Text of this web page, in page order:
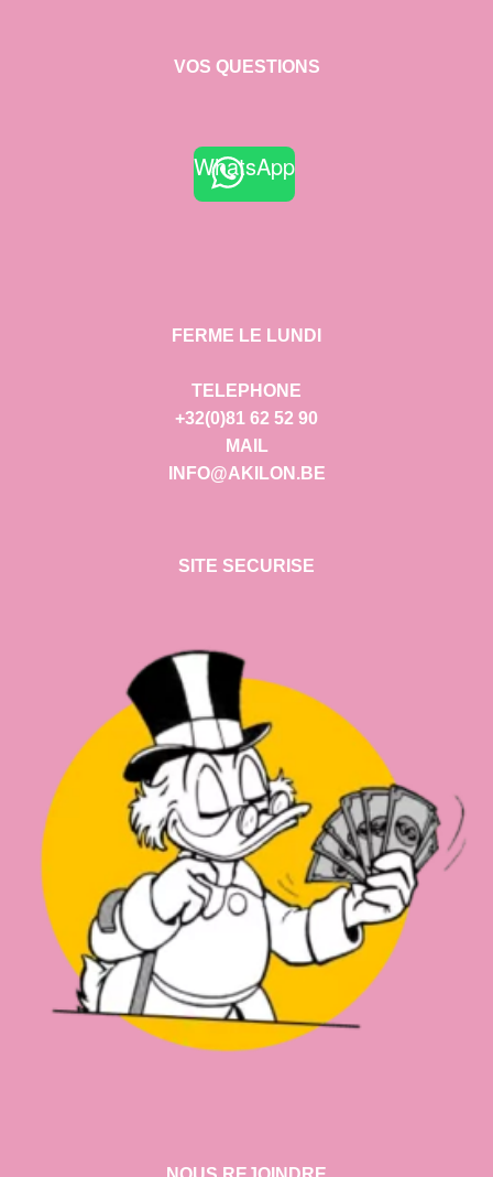
VOS QUESTIONS
WhatsApp
FERME LE LUNDI
TELEPHONE
+32(0)81 62 52 90
MAIL
INFO@AKILON.BE
SITE SECURISE